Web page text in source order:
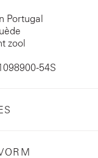
Portugal
zool
54S